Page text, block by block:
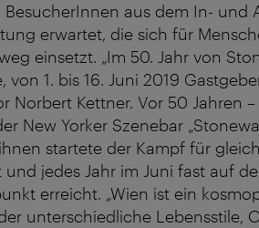
BesucherInnen aus dem In- und
erwartet, die sich für
einsetzt. „Im 50. Jahr von
1. bis 16. Juni 2019
Norbert Kettner. Vor 50 Jahren
New Yorker Szenebar
startete der Kampf für
jedes Jahr im Juni fast auf
erreicht. „Wien ist ein
unterschiedliche Lebensstile,